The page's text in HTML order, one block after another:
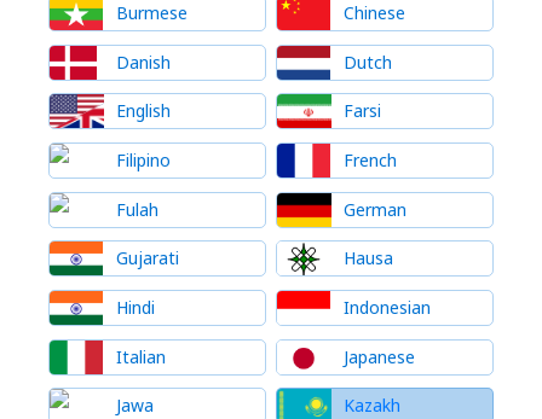
Burmese Chinese
Danish Dutch
English Farsi
Filipino French
Fulah German
Gujarati Hausa
Hindi Indonesian
Italian Japanese
Jawa Kazakh